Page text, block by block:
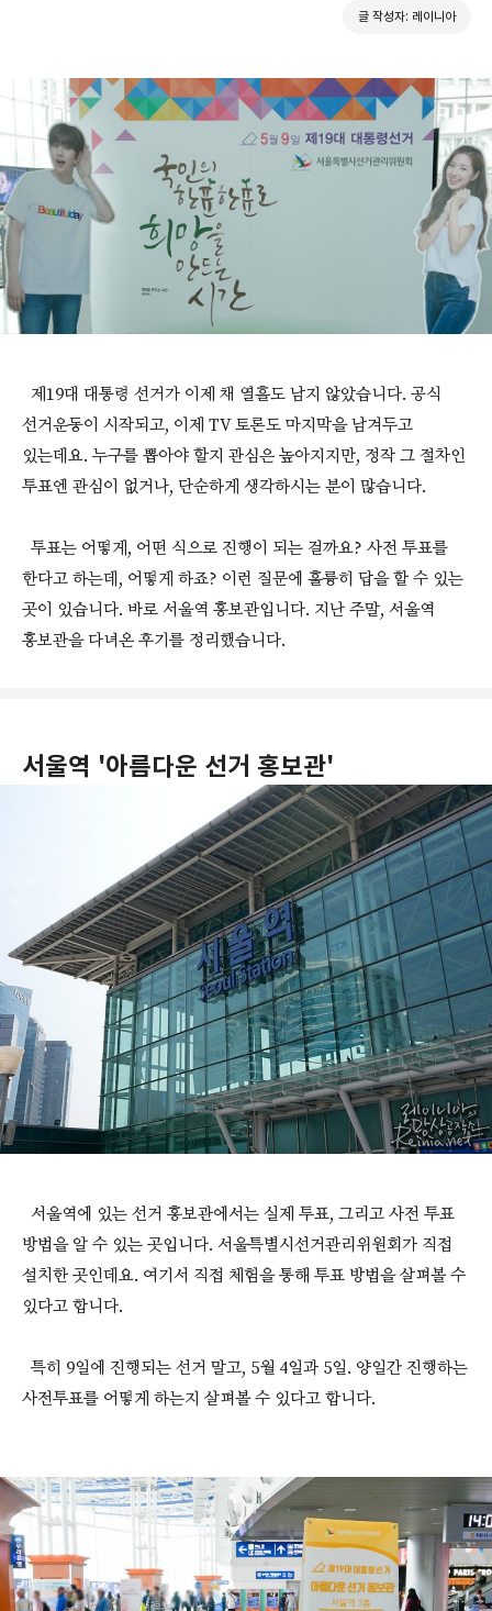
글 작성자: 레이니아
제19대 대통령 선거가 이제 채 열흘도 남지 않았습니다. 공식
선거운동이 시작되고, 이제 TV 토론도 마지막을 남겨두고
있는데요. 누구를 뽑아야 할지 관심은 높아지지만, 정작 그 절차인
투표엔 관심이 없거나, 단순하게 생각하시는 분이 많습니다.
투표는 어떻게, 어떤 식으로 진행이 되는 걸까요? 사전 투표를
한다고 하는데, 어떻게 하죠? 이런 질문에 훌륭히 답을 할 수 있는
곳이 있습니다. 바로 서울역 홍보관입니다. 지난 주말, 서울역
홍보관을 다녀온 후기를 정리했습니다.
서울역 '아름다운 선거 홍보관'
서울역에 있는 선거 홍보관에서는 실제 투표, 그리고 사전 투표
방법을 알 수 있는 곳입니다. 서울특별시선거관리위원회가 직접
설치한 곳인데요. 여기서 직접 체험을 통해 투표 방법을 살펴볼 수
있다고 합니다.
특히 9일에 진행되는 선거 말고, 5월 4일과 5일. 양일간 진행하는
사전투표를 어떻게 하는지 살펴볼 수 있다고 합니다.